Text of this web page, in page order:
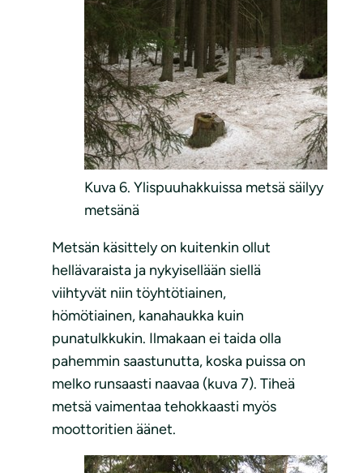
Kuva 6. Ylispuuhakkuissa metsä säilyy
metsänä
Metsän käsittely on kuitenkin ollut
hellävaraista ja nykyisellään siellä
viihtyvät niin töyhtötiainen,
hömötiainen, kanahaukka kuin
punatulkkukin. Ilmakaan ei taida olla
pahemmin saastunutta, koska puissa on
melko runsaasti naavaa (kuva 7). Tiheä
metsä vaimentaa tehokkaasti myös
moottoritien äänet.